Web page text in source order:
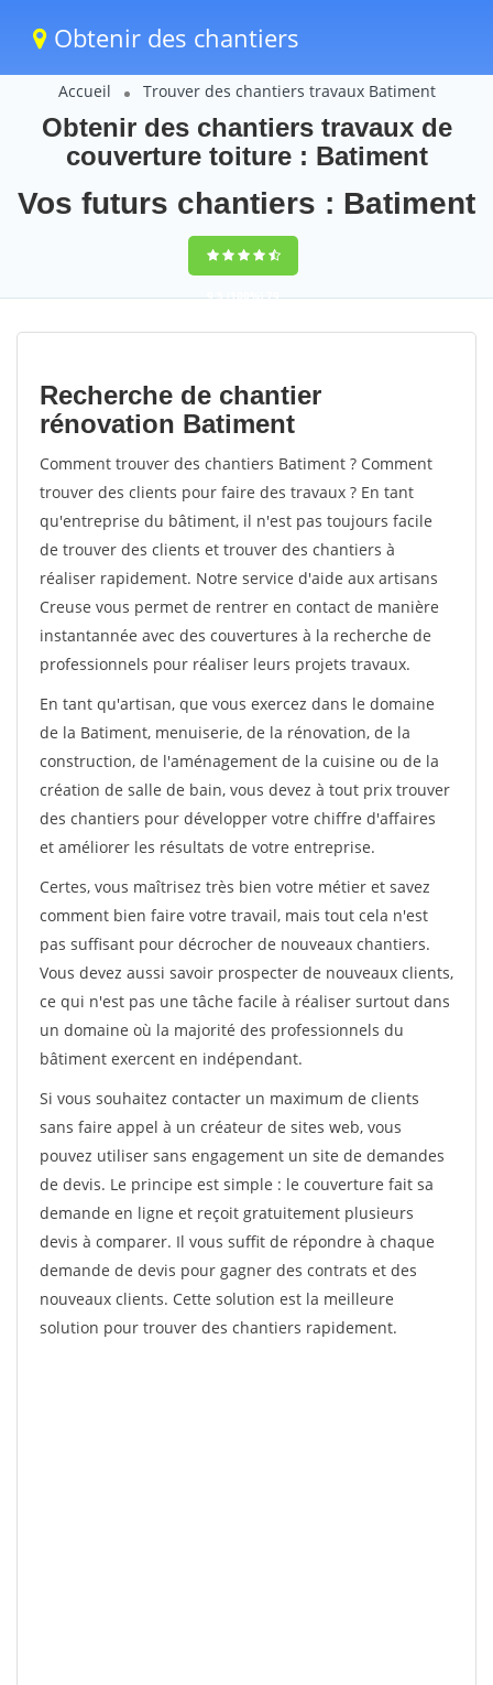
Obtenir des chantiers
Accueil Trouver des chantiers travaux Batiment
Obtenir des chantiers travaux de
couverture toiture : Batiment
Vos futurs chantiers : Batiment
9,5(100%)79
votes
Recherche de chantier
rénovation Batiment
Comment trouver des chantiers Batiment ? Comment
trouver des clients pour faire des travaux ? En tant
qu'entreprise du bâtiment, il n'est pas toujours facile
de trouver des clients et trouver des chantiers à
réaliser rapidement. Notre service d'aide aux artisans
Creuse vous permet de rentrer en contact de manière
instantannée avec des couvertures à la recherche de
professionnels pour réaliser leurs projets travaux.
En tant qu'artisan, que vous exercez dans le domaine
de la Batiment, menuiserie, de la rénovation, de la
construction, de l'aménagement de la cuisine ou de la
création de salle de bain, vous devez à tout prix trouver
des chantiers pour développer votre chiffre d'affaires
et améliorer les résultats de votre entreprise.
Certes, vous maîtrisez très bien votre métier et savez
comment bien faire votre travail, mais tout cela n'est
pas suffisant pour décrocher de nouveaux chantiers.
Vous devez aussi savoir prospecter de nouveaux clients,
ce qui n'est pas une tâche facile à réaliser surtout dans
un domaine où la majorité des professionnels du
bâtiment exercent en indépendant.
Si vous souhaitez contacter un maximum de clients
sans faire appel à un créateur de sites web, vous
pouvez utiliser sans engagement un site de demandes
de devis. Le principe est simple : le couverture fait sa
demande en ligne et reçoit gratuitement plusieurs
devis à comparer. Il vous suffit de répondre à chaque
demande de devis pour gagner des contrats et des
nouveaux clients. Cette solution est la meilleure
solution pour trouver des chantiers rapidement.